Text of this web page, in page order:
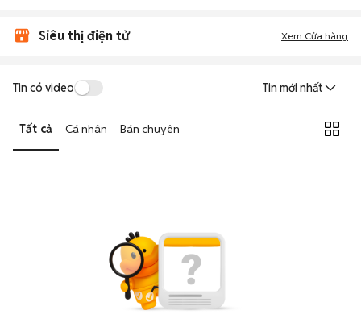
Siêu thị điện tử Xem Cửa hàng
Tin có video Tin mới nhất
Tất cả Cá nhân Bán chuyên